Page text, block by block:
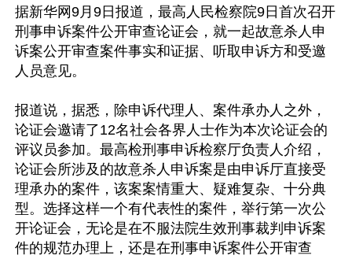
据新华网9月9日报道，最高人民检察院9日首次召开
刑事申诉案件公开审查论证会，就一起故意杀人申
诉案公开审查案件事实和证据、听取申诉方和受邀
人员意见。
报道说，据悉，除申诉代理人、案件承办人之外，
论证会邀请了12名社会各界人士作为本次论证会的
评议员参加。最高检刑事申诉检察厅负责人介绍，
论证会所涉及的故意杀人申诉案是由申诉厅直接受
理承办的案件，该案案情重大、疑难复杂、十分典
型。选择这样一个有代表性的案件，举行第一次公
开论证会，无论是在不服法院生效刑事裁判申诉案
件的规范办理上，还是在刑事申诉案件公开审查